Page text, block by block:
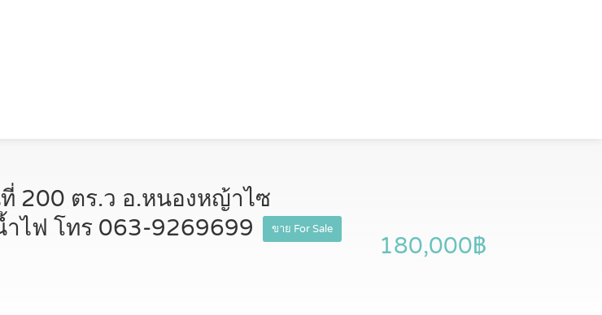
200 ตร.ว อ.หนองหญ้าไซ
ไฟ โทร 063-9269699
ขาย For Sale
180,000฿